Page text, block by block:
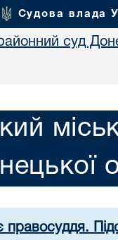
Судова влада
суд